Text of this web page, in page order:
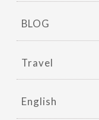
BLOG
Travel
English